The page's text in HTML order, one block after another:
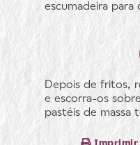
escumadeira para
Depois de fritos,
e escorra-os
pastéis de massa